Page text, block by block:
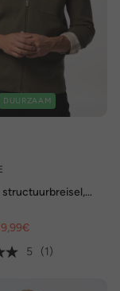
DUURZAAM
structuurbreisel,
opstaande kraag
5
(1)